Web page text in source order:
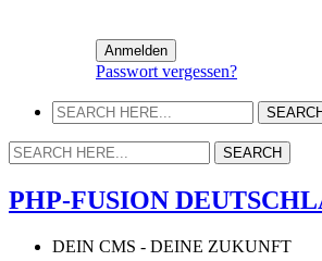
Passwort vergessen?
PHP-FUSION
DEIN CMS - DEINE ZUKUNFT